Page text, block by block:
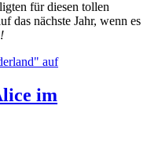
für diesen tollen
das nächste Jahr, wenn es
im